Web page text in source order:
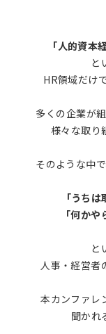
「人的資本
と
HR領域だけ
多くの企業が
様々な取り
そのような中
「うち
「何か
と
人事・経営者
本カンファレ
聞かれ